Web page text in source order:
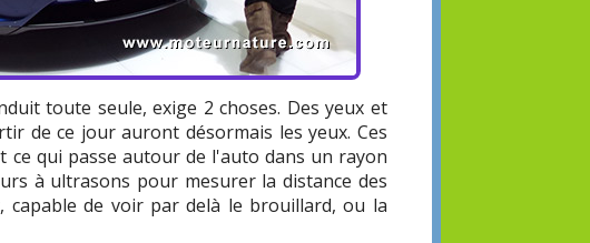
toute seule, exige 2 choses. Des yeux et
de ce jour auront désormais les yeux. Ces
ce qui passe autour de l'auto dans un rayon
à ultrasons pour mesurer la distance des
de voir par delà le brouillard, ou la